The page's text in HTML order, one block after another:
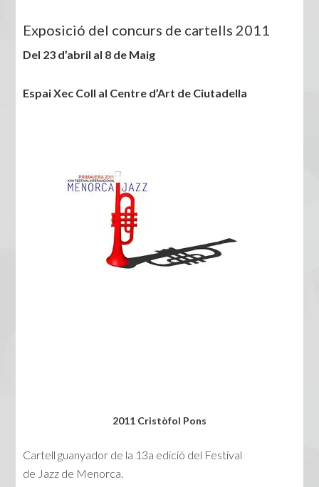
Exposició del concurs de cartells 2011
Del 23 d’abril al 8 de Maig
Espai Xec Coll al Centre d’Art de Ciutadella
2011 Cristòfol Pons
Cartell guanyador de la 13a edició del Festival
de Jazz de Menorca.